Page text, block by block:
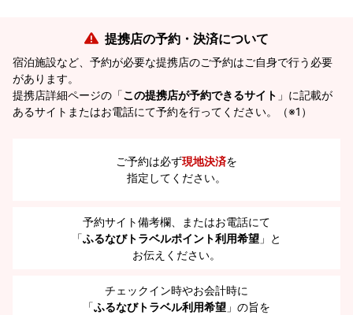
提携店の予約・決済について
宿泊施設など、予約が必要な提携店のご予約はご自身で行う必要
があります。
提携店詳細ページの「この提携店が予約できるサイト 」に記載が
あるサイトまたはお電話にて予約を行ってください。（※1）
ご予約は必ず現地決済を
指定してください。
予約サイト備考欄、またはお電話にて
「ふるなびトラベルポイント利用希望 」と
お伝えください。
チェックイン時やお会計時に
「ふるなびトラベル利用希望 」の旨を